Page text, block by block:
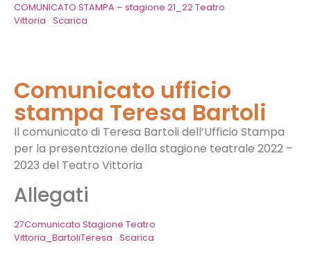
COMUNICATO STAMPA – stagione 21_22 Teatro
Vittoria
Scarica
Comunicato ufficio
stampa Teresa Bartoli
Il comunicato di Teresa Bartoli dell’Ufficio Stampa
per la presentazione della stagione teatrale 2022 –
2023 del Teatro Vittoria
Allegati
27Comunicato Stagione Teatro
Vittoria_BartoliTeresa
Scarica